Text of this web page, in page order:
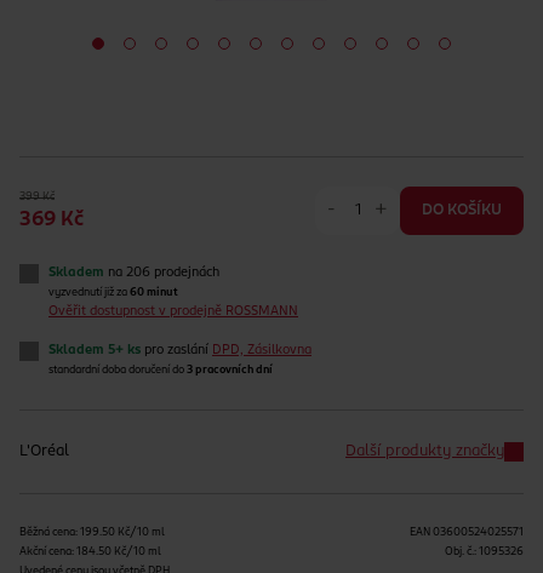
399 Kč
369 Kč
- + DO KOŠÍKU
Skladem na 206 prodejnách
vyzvednutí již za 60 minut
Ověřit dostupnost v prodejně ROSSMANN
Skladem 5+ ks pro zaslání DPD, Zásilkovna
standardní doba doručení do 3 pracovních dní
L'Oréal Další produkty značky
Běžná cena: 199.50 Kč/10 ml
Akční cena: 184.50 Kč/10 ml
EAN 03600524025571
Obj. č.: 1095326